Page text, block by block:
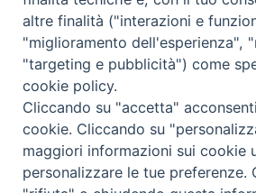
E-mail:
Orari: dal Lunedì al Venerdì
Lunedì, Mercoledì e Venerdì,
altre finalità ("interazioni e
"miglioramento dell'esperienza",
"targeting e pubblicità") come
cookie policy.
Cliccando su "accetta"
cookie. Cliccando su
maggiori informazioni sui cookie
personalizzare le tue preferenze.